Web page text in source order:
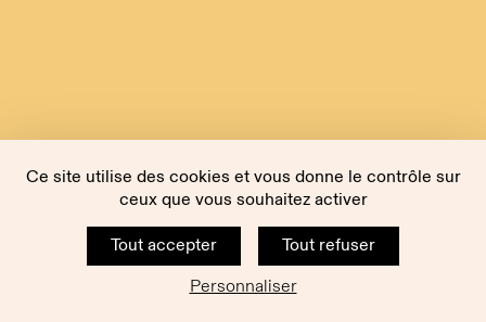
Ce site utilise des cookies et vous donne le contrôle sur
ceux que vous souhaitez activer
Tout accepter
Tout refuser
Personnaliser